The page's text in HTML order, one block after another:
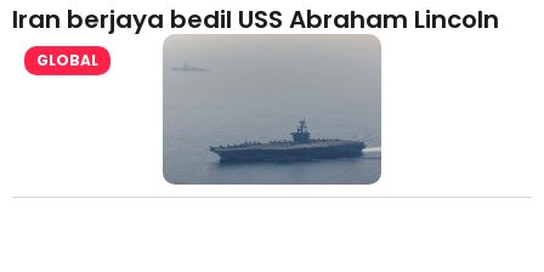
Iran berjaya bedil USS Abraham Lincoln
GLOBAL